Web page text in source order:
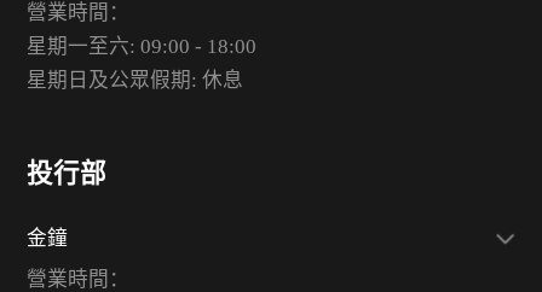
營業時間：
星期一至六: 09:00 - 18:00
星期日及公眾假期: 休息
投行部
金鐘
營業時間：